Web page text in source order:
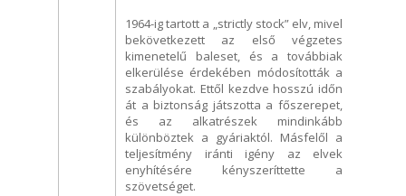
1964-ig tartott a „strictly stock” elv, mivel
bekövetkezett az első végzetes
kimenetelű baleset, és a továbbiak
elkerülése érdekében módosították a
szabályokat. Ettől kezdve hosszú időn
át a biztonság játszotta a főszerepet,
és az alkatrészek mindinkább
különböztek a gyáriaktól. Másfelől a
teljesítmény iránti igény az elvek
enyhítésére kényszeríttette a
szövetséget.